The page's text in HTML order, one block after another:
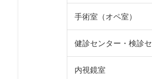
病棟看護師には幅広
す。
このほか、看護記録
る急性期病棟は、慌
主な仕事内容は、情
また、診察室で医師
補足したりするのも大
時には、「患者さん
一般病院の救急外来
意識を確認する、気
また、患者さん本人
手術室（オペ室）
一般病院の手術室で働
その仕事内容は、「
健診センター・検診
一般病院の健診セン
内視鏡室